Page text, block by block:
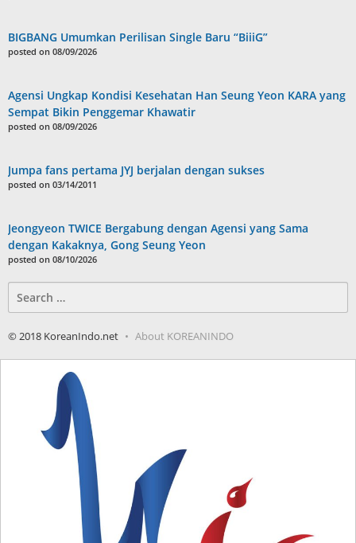
BIGBANG Umumkan Perilisan Single Baru “BiiiG”
posted on 08/09/2026
Agensi Ungkap Kondisi Kesehatan Han Seung Yeon KARA yang
Sempat Bikin Penggemar Khawatir
posted on 08/09/2026
Jumpa fans pertama JYJ berjalan dengan sukses
posted on 03/14/2011
Jeongyeon TWICE Bergabung dengan Agensi yang Sama
dengan Kakaknya, Gong Seung Yeon
posted on 08/10/2026
for:
© 2018 KoreanIndo.net About KOREANINDO